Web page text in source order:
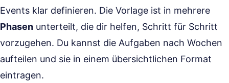
Events klar definieren. Die Vorlage ist in mehrere
Phasen unterteilt, die dir helfen, Schritt für Schritt
vorzugehen. Du kannst die Aufgaben nach Wochen
aufteilen und sie in einem übersichtlichen Format
eintragen.